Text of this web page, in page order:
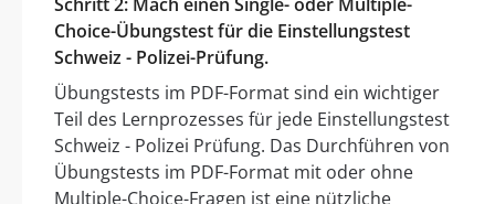
Choice-Übungstest für die Einstellungstest
Schweiz - Polizei-Prüfung.
Übungstests im PDF-Format sind ein wichtiger
Teil des Lernprozesses für jede Einstellungstest
Schweiz - Polizei Prüfung. Das Durchführen von
Übungstests im PDF-Format mit oder ohne
Multiple-Choice-Fragen ist eine nützliche